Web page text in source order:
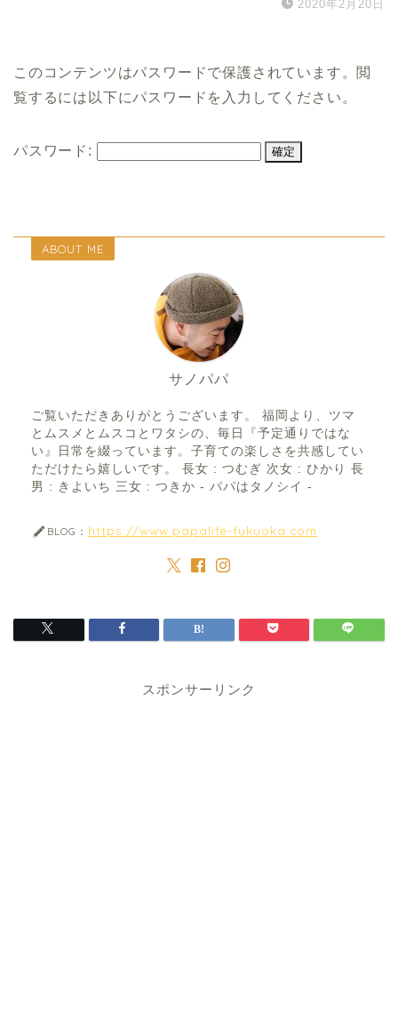
2020年2月20日
このコンテンツはパスワードで保護されています。閲
覧するには以下にパスワードを入力してください。
パスワード:
ABOUT ME
サノパパ
ご覧いただきありがとうございます。 福岡より、ツマ
とムスメとムスコとワタシの、毎日『予定通りではな
い』日常を綴っています。子育ての楽しさを共感してい
ただけたら嬉しいです。 長女 : つむぎ 次女 : ひかり 長
男 : きよいち 三女 : つきか - パパはタノシイ -
BLOG： https://www.papalife-fukuoka.com
スポンサーリンク